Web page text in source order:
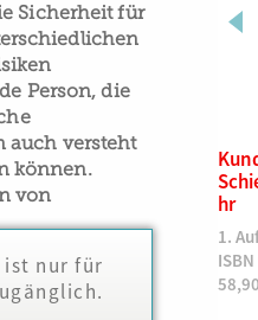
Sicherheit für
Person, die
auch versteht
können.
von
ist nur für
der
978-3-943214-56-7
€
hr
1.
58,90